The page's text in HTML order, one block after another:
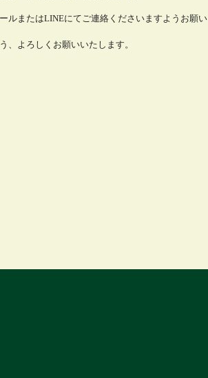
ルまたはLINEにてご連絡くださいますようお願い
、よろしくお願いいたします。